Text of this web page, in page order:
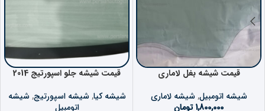
قیمت شیشه بغل لاماری
شیشه اتومبیل,شیشه لاماری
1,800,000 تومان
قیمت شیشه جلو اسپورتیج 2014
شیشه کیا,شیشه اسپورتیج,شیشه
اتومبیل